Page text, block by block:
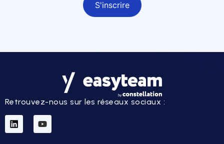
Retrouvez-nous sur les réseaux sociaux :